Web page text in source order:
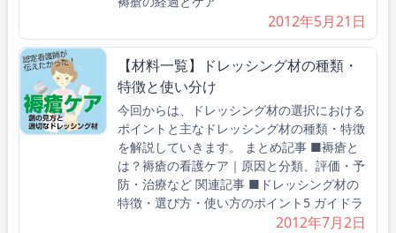
2012年5月21日
【材料一覧】ドレッシング材の種類・
特徴と使い分け
今回からは、ドレッシング材の選択における
ポイントと主なドレッシング材の種類・特徴
を解説していきます。 まとめ記事 ■褥瘡と
は？褥瘡の看護ケア｜原因と分類、評価・予
防・治療など 関連記事 ■ドレッシング材の
特徴・選び方・使い方のポイント5 ガイドラ
2012年7月2日